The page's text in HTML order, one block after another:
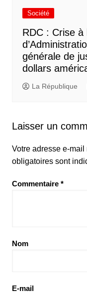
Société
RDC : Crise à
générale de
dollars
La République
Laisser un
Votre adresse e-
obligatoires sont
Commentaire *
Nom
E-mail